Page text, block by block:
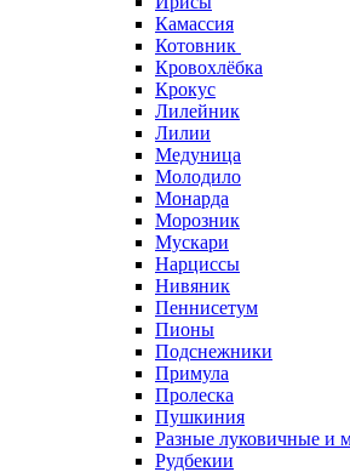
Камассия
Котовник
Кровохлёбка
Крокус
Лилейник
Лилии
Медуница
Молодило
Монарда
Морозник
Мускари
Нарциссы
Нивяник
Пеннисетум
Пионы
Подснежники
Примула
Пролеска
Пушкиния
Разные луковичные и
Рудбекии